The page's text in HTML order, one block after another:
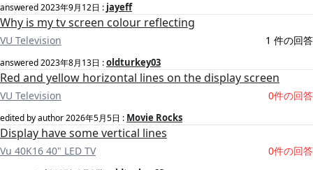
answered2023年9月12日 : jayeff
Why is my tv screen colour reflecting
VU Television 1 件の回答
answered2023年8月13日 :oldturkey03
Red and yellow horizontal lines on the display screen
VU Television 0件の回答
edited by author2026年5月5日 : Movie Rocks
Display have some vertical lines
Vu 40K16 40" LED TV 0件の回答